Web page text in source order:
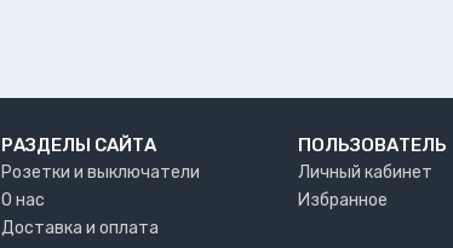
РАЗДЕЛЫ САЙТА
Розетки и выключатели
О нас
Доставка и оплата
ПОЛЬЗОВАТЕЛЬ
Личный кабинет
Избранное